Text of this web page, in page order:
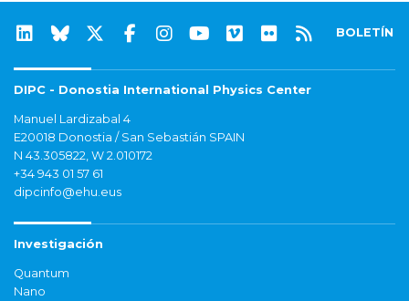
BOLETÍN
DIPC - Donostia International Physics Center
Manuel Lardizabal 4
E20018 Donostia / San Sebastián SPAIN
N 43.305822, W 2.010172
+34 943 01 57 61
dipcinfo@ehu.eus
Investigación
Quantum
Nano